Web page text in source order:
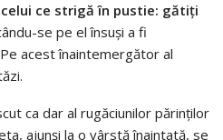
celui ce strigă în pustie: gătiți
se pe el însuși a fi
acest înaintemergător al
ca dar al rugăciunilor părinților
ajunși la o vârstă înaintată, se